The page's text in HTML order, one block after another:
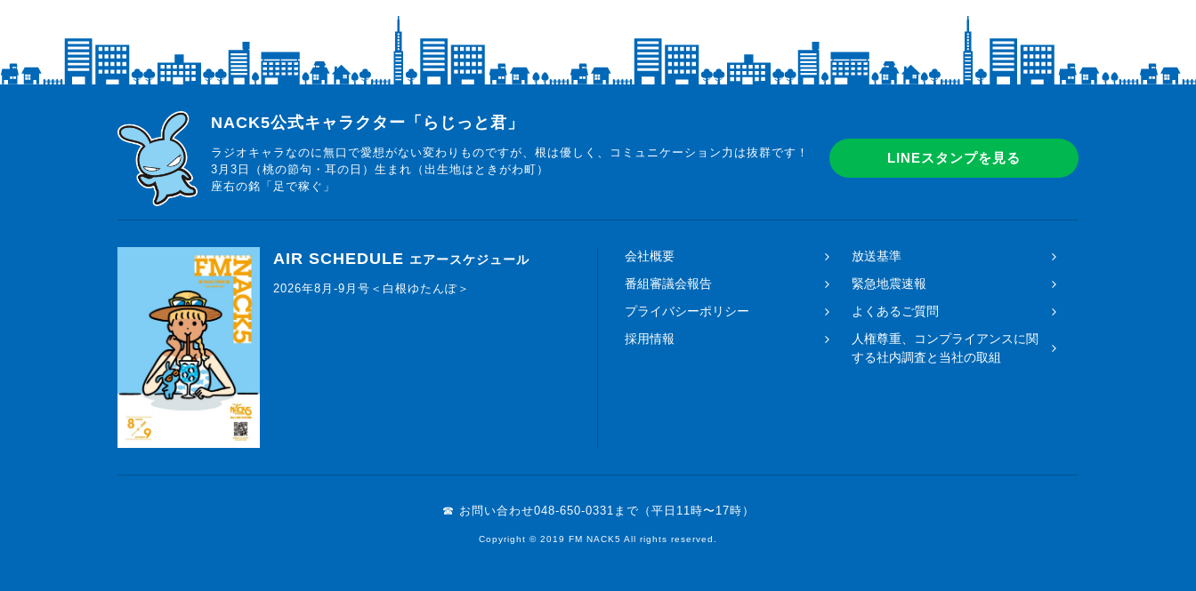
らじっと君
NACK5公式キャラクター「らじっと君」
ラジオキャラなのに無口で愛想がない変わりものですが、根は優しく、コミュニケーション力は抜群です！
3月3日（桃の節句・耳の日）生まれ（出生地はときがわ町）
座右の銘「足で稼ぐ」
LINEスタンプを見る
AIR SCHEDULE エアースケジュール
2026年8月-9月号＜白根ゆたんぽ＞
会社概要
放送基準
番組審議会報告
緊急地震速報
プライバシーポリシー
よくあるご質問
採用情報
人権尊重、コンプライアンスに関
する社内調査と当社の取組
☎ お問い合わせ048-650-0331まで（平日11時〜17時）
Copyright © 2019 FM NACK5 All rights reserved.